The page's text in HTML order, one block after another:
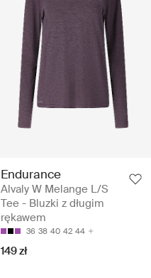
Endurance
Alvaly W Melange L/S
Tee - Bluzki z długim
rękawem
36 38 40 42 44
149 zł